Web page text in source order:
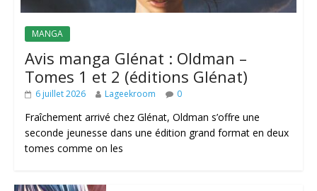
MANGA
Avis manga Glénat : Oldman –
Tomes 1 et 2 (éditions Glénat)
6 juillet 2026 Lageekroom 0
Fraîchement arrivé chez Glénat, Oldman s’offre une
seconde jeunesse dans une édition grand format en deux
tomes comme on les